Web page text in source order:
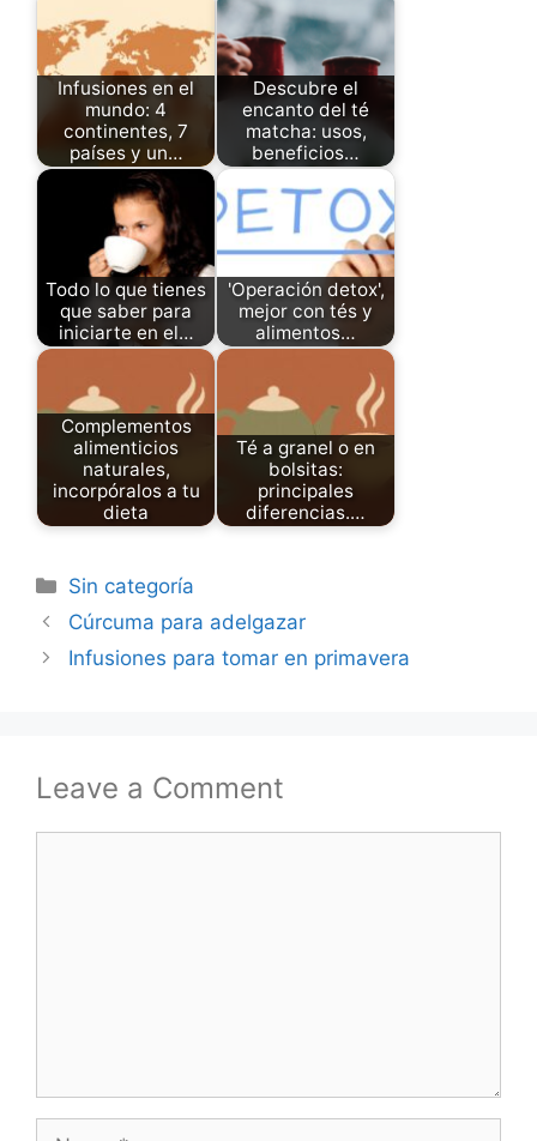
Infusiones en el
mundo: 4
continentes, 7
países y un…
Descubre el
encanto del té
matcha: usos,
beneficios…
Todo lo que tienes
que saber para
iniciarte en el…
'Operación detox',
mejor con tés y
alimentos…
Complementos
alimenticios
naturales,
incorpóralos a tu
dieta
Té a granel o en
bolsitas:
principales
diferencias.…
Categories
Sin categoría
Cúrcuma para adelgazar
Infusiones para tomar en primavera
Leave a Comment